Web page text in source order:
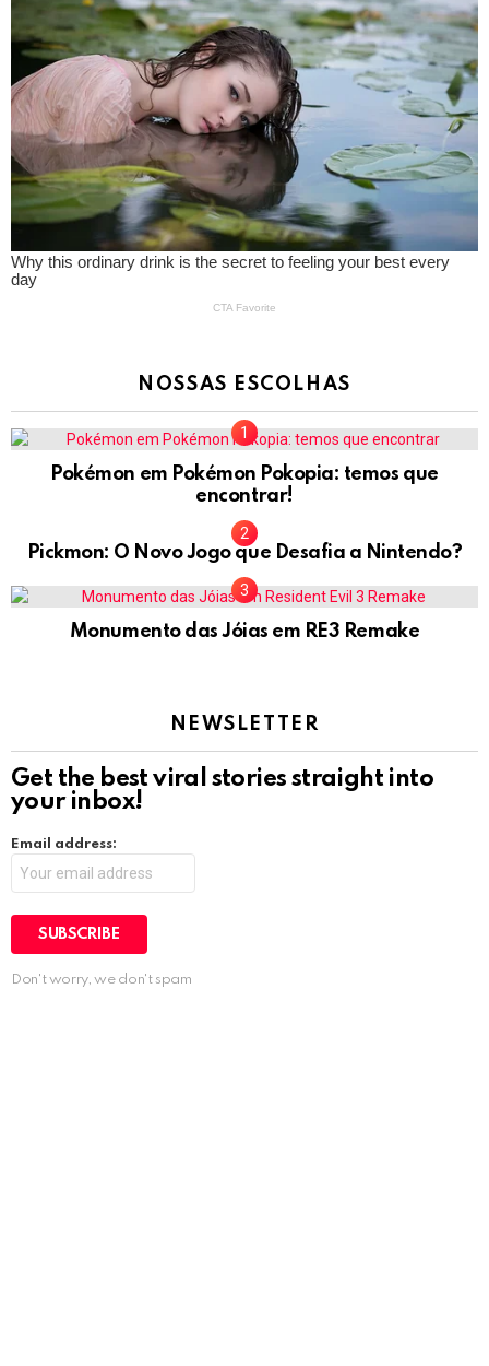
NOSSAS ESCOLHAS
Pokémon em Pokémon Pokopia: temos que
encontrar!
Pickmon: O Novo Jogo que Desafia a Nintendo?
Monumento das Jóias em RE3 Remake
NEWSLETTER
Get the best viral stories straight into
your inbox!
Email address:
Don't worry, we don't spam